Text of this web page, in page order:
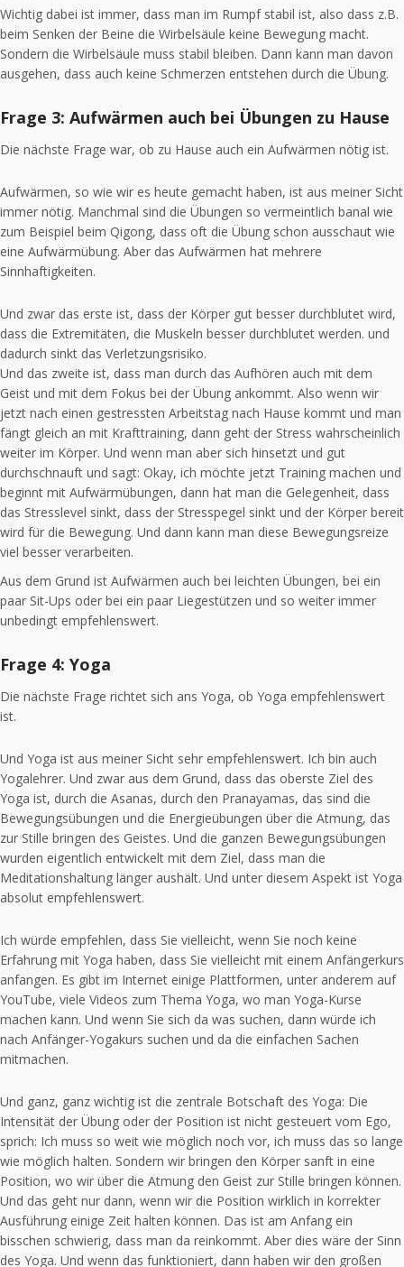
Wichtig dabei ist immer, dass man im Rumpf stabil ist, also dass z.B.
beim Senken der Beine die Wirbelsäule keine Bewegung macht.
Sondern die Wirbelsäule muss stabil bleiben. Dann kann man davon
ausgehen, dass auch keine Schmerzen entstehen durch die Übung.
Frage 3: Aufwärmen auch bei Übungen zu Hause
Die nächste Frage war, ob zu Hause auch ein Aufwärmen nötig ist.
Aufwärmen, so wie wir es heute gemacht haben, ist aus meiner Sicht
immer nötig. Manchmal sind die Übungen so vermeintlich banal wie
zum Beispiel beim Qigong, dass oft die Übung schon ausschaut wie
eine Aufwärmübung. Aber das Aufwärmen hat mehrere
Sinnhaftigkeiten.
Und zwar das erste ist, dass der Körper gut besser durchblutet wird,
dass die Extremitäten, die Muskeln besser durchblutet werden. und
dadurch sinkt das Verletzungsrisiko.
Und das zweite ist, dass man durch das Aufhören auch mit dem
Geist und mit dem Fokus bei der Übung ankommt. Also wenn wir
jetzt nach einen gestressten Arbeitstag nach Hause kommt und man
fängt gleich an mit Krafttraining, dann geht der Stress wahrscheinlich
weiter im Körper. Und wenn man aber sich hinsetzt und gut
durchschnauft und sagt: Okay, ich möchte jetzt Training machen und
beginnt mit Aufwärmübungen, dann hat man die Gelegenheit, dass
das Stresslevel sinkt, dass der Stresspegel sinkt und der Körper bereit
wird für die Bewegung. Und dann kann man diese Bewegungsreize
viel besser verarbeiten.
Aus dem Grund ist Aufwärmen auch bei leichten Übungen, bei ein
paar Sit-Ups oder bei ein paar Liegestützen und so weiter immer
unbedingt empfehlenswert.
Frage 4: Yoga
Die nächste Frage richtet sich ans Yoga, ob Yoga empfehlenswert
ist.
Und Yoga ist aus meiner Sicht sehr empfehlenswert. Ich bin auch
Yogalehrer. Und zwar aus dem Grund, dass das oberste Ziel des
Yoga ist, durch die Asanas, durch den Pranayamas, das sind die
Bewegungsübungen und die Energieübungen über die Atmung, das
zur Stille bringen des Geistes. Und die ganzen Bewegungsübungen
wurden eigentlich entwickelt mit dem Ziel, dass man die
Meditationshaltung länger aushält. Und unter diesem Aspekt ist Yoga
absolut empfehlenswert.
Ich würde empfehlen, dass Sie vielleicht, wenn Sie noch keine
Erfahrung mit Yoga haben, dass Sie vielleicht mit einem Anfängerkurs
anfangen. Es gibt im Internet einige Plattformen, unter anderem auf
YouTube, viele Videos zum Thema Yoga, wo man Yoga-Kurse
machen kann. Und wenn Sie sich da was suchen, dann würde ich
nach Anfänger-Yogakurs suchen und da die einfachen Sachen
mitmachen.
Und ganz, ganz wichtig ist die zentrale Botschaft des Yoga: Die
Intensität der Übung oder der Position ist nicht gesteuert vom Ego,
sprich: Ich muss so weit wie möglich noch vor, ich muss das so lange
wie möglich halten. Sondern wir bringen den Körper sanft in eine
Position, wo wir über die Atmung den Geist zur Stille bringen können.
Und das geht nur dann, wenn wir die Position wirklich in korrekter
Ausführung einige Zeit halten können. Das ist am Anfang ein
bisschen schwierig, dass man da reinkommt. Aber dies wäre der Sinn
des Yoga. Und wenn das funktioniert, dann haben wir den großen